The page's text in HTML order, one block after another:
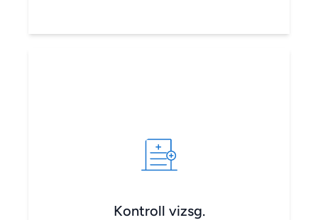
Kontroll vizsg.